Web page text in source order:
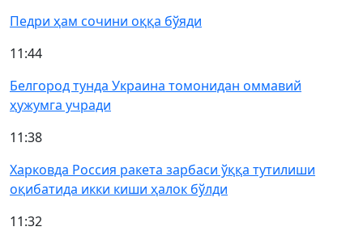
Педри ҳам сочини оққа бўяди
11:44
Белгород тунда Украина томонидан оммавий
ҳужумга учради
11:38
Харковда Россия ракета зарбаси ўққа тутилиши
оқибатида икки киши ҳалок бўлди
11:32